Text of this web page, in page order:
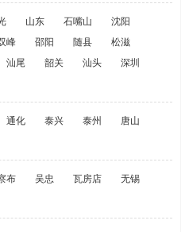
山东 石嘴山
沈阳
峰 邵阳 随县
松滋
汕尾 韶关 汕头
深圳
通化 泰兴 泰州
唐山
布 吴忠 瓦房店
无锡